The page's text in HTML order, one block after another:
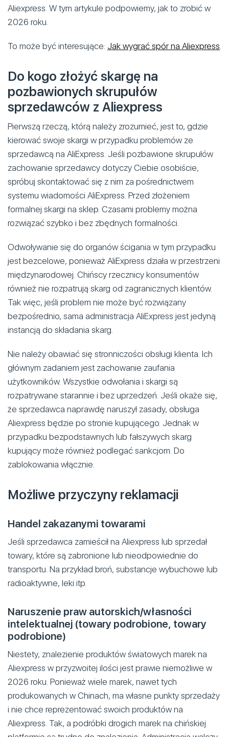
Aliexpress. W tym artykule podpowiemy, jak to zrobić w
2026 roku.
To może być interesujące: Jak wygrać spór na Aliexpress.
Do kogo złożyć skargę na
pozbawionych skrupułów
sprzedawców z Aliexpress
Pierwszą rzeczą, którą należy zrozumieć, jest to, gdzie
kierować swoje skargi w przypadku problemów ze
sprzedawcą na AliExpress. Jeśli pozbawione skrupułów
zachowanie sprzedawcy dotyczy Ciebie osobiście,
spróbuj skontaktować się z nim za pośrednictwem
systemu wiadomości AliExpress. Przed złożeniem
formalnej skargi na sklep. Czasami problemy można
rozwiązać szybko i bez zbędnych formalności.
Odwoływanie się do organów ścigania w tym przypadku
jest bezcelowe, ponieważ AliExpress działa w przestrzeni
międzynarodowej. Chińscy rzecznicy konsumentów
również nie rozpatrują skarg od zagranicznych klientów.
Tak więc, jeśli problem nie może być rozwiązany
bezpośrednio, sama administracja AliExpress jest jedyną
instancją do składania skarg.
Nie należy obawiać się stronniczości obsługi klienta. Ich
głównym zadaniem jest zachowanie zaufania
użytkowników. Wszystkie odwołania i skargi są
rozpatrywane starannie i bez uprzedzeń. Jeśli okaże się,
że sprzedawca naprawdę naruszył zasady, obsługa
Aliexpress będzie po stronie kupującego. Jednak w
przypadku bezpodstawnych lub fałszywych skarg
kupujący może również podlegać sankcjom. Do
zablokowania włącznie.
Możliwe przyczyny reklamacji
Handel zakazanymi towarami
Jeśli sprzedawca zamieścił na Aliexpress lub sprzedał
towary, które są zabronione lub nieodpowiednie do
transportu. Na przykład broń, substancje wybuchowe lub
radioaktywne, leki itp.
Naruszenie praw autorskich/własności
intelektualnej (towary podrobione, towary
podrobione)
Niestety, znalezienie produktów światowych marek na
Aliexpress w przyzwoitej ilości jest prawie niemożliwe w
2026 roku. Ponieważ wiele marek, nawet tych
produkowanych w Chinach, ma własne punkty sprzedaży
i nie chce reprezentować swoich produktów na
Aliexpress. Tak, a podróbki drogich marek na chińskiej